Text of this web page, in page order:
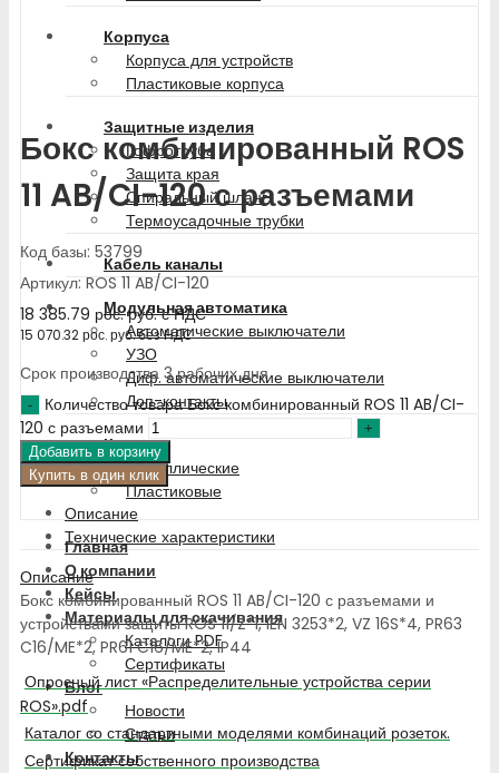
Корпуса
Корпуса для устройств
Пластиковые корпуса
Защитные изделия
Гофротруба
Защита края
Спиральный шланг
Термоусадочные трубки
Кабель каналы
Модульная автоматика
Автоматические выключатели
УЗО
Диф. автоматические выключатели
Доп-контакты
Катушки
Металлические
Пластиковые
Главная
О компании
Кейсы
Материалы для скачивания
Каталоги PDF
Сертификаты
Блог
Новости
Статьи
Контакты
Бокс комбинированный ROS
11 AB/CI-120 с разъемами
Код базы: 53799
Артикул: ROS 11 AB/CI-120
18 385.79 рос. руб.с НДС
15 070.32рос. руб.без НДС
Срок производства 3 рабочих дня
Количество товара Бокс комбинированный ROS 11 AB/CI-
120 с разъемами
Добавить в корзину
Купить в один клик
Описание
Технические характеристики
Описание
Бокс комбинированный ROS 11 AB/CI-120 с разъемами и
устройствами защиты ROS 11/Z*1, IEN 3253*2, VZ 16S*4, PR63
C16/ME*2, PR61 C16/ME*2, IP44
Опросный лист «Распределительные устройства серии
ROS».pdf
Каталог со стандартными моделями комбинаций розеток.
Сертификат собственного производства